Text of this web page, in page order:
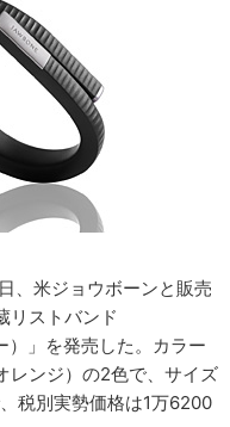
、米ジョウボーンと販売
リストバンド
）」を発売した。カラー
レンジ）の2色で、サイズ
税別実勢価格は1万6200